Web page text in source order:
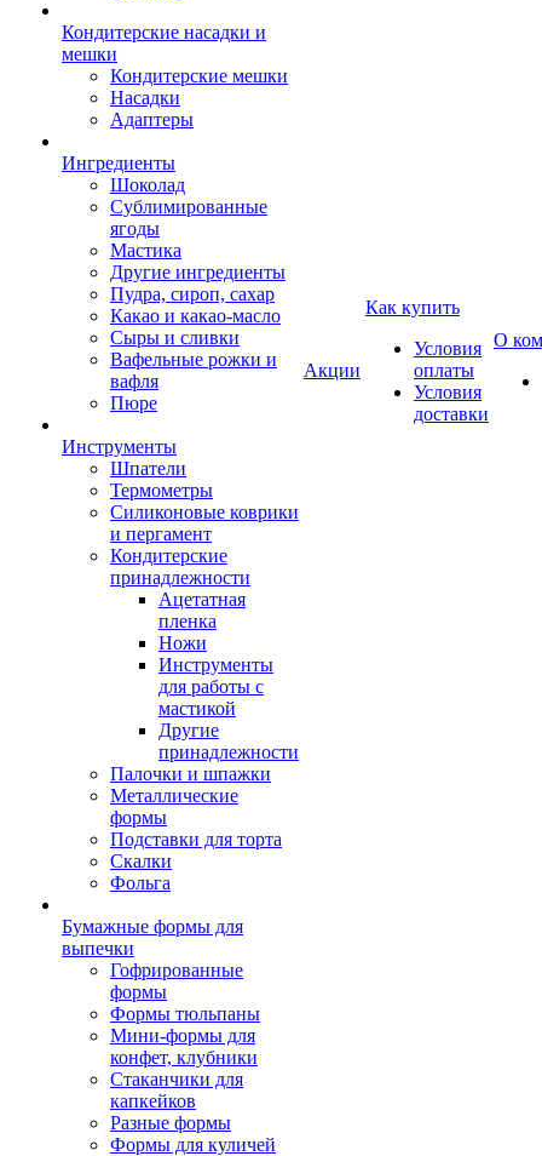
Кондитерские насадки и
мешки
Кондитерские мешки
Насадки
Адаптеры
Ингредиенты
Шоколад
Сублимированные
ягоды
Мастика
Другие ингредиенты
Пудра, сироп, сахар
Какао и какао-масло
Сыры и сливки
Вафельные рожки и
вафля
Пюре
Инструменты
Шпатели
Термометры
Силиконовые коврики
и пергамент
Кондитерские
принадлежности
Ацетатная
пленка
Ножи
Инструменты
для работы с
мастикой
Другие
принадлежности
Палочки и шпажки
Металлические
формы
Подставки для торта
Скалки
Фольга
Бумажные формы для
выпечки
Гофрированные
формы
Формы тюльпаны
Мини-формы для
конфет, клубники
Стаканчики для
капкейков
Разные формы
Формы для куличей
Акции
Как купить
Условия
оплаты
Условия
доставки
О